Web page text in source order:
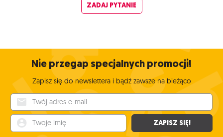
ZADAJ PYTANIE
Nie przegap specjalnych promocji!
Zapisz się do newslettera i bądź zawsze na bieżąco
ZAPISZ SIĘ!